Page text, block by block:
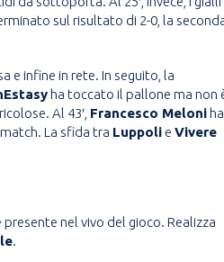
sul risultato di 2-0, la
e infine in rete. In seguito, la
ha toccato il pallone ma non
Al 43′, Francesco Meloni ha
La sfida tra Luppoli e Vivere
nel vivo del gioco. Realizza
.